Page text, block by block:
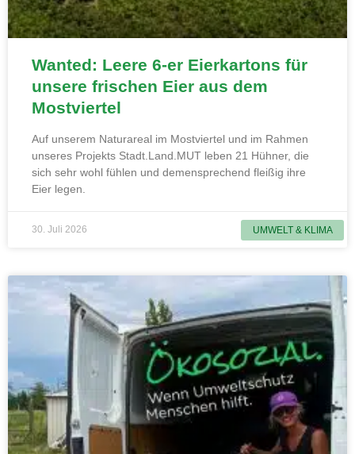
UMWELT & KLIMA
Wanted: Leere 6-er Eierkartons für
unsere frischen Eier aus dem
Mostviertel
Auf unserem Naturareal im Mostviertel und im Rahmen
unseres Projekts Stadt.Land.MUT leben 21 Hühner, die
sich sehr wohl fühlen und demensprechend fleißig ihre
Eier legen.
30. Juli 2026